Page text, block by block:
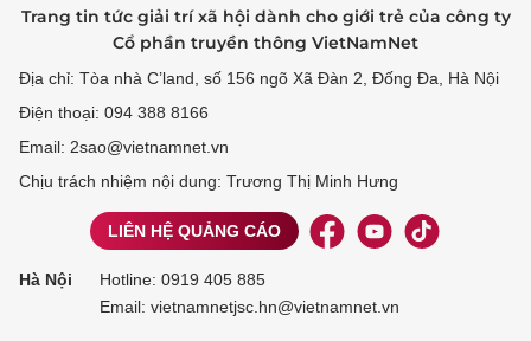
Trang tin tức giải trí xã hội dành cho giới trẻ của công ty
Cổ phần truyền thông VietNamNet
Địa chỉ: Tòa nhà C’land, số 156 ngõ Xã Đàn 2, Đống Đa, Hà Nội
Điện thoại: 094 388 8166
Email: 2sao@vietnamnet.vn
Chịu trách nhiệm nội dung: Trương Thị Minh Hưng
LIÊN HỆ QUẢNG CÁO
Hà Nội Hotline: 0919 405 885
Email: vietnamnetjsc.hn@vietnamnet.vn